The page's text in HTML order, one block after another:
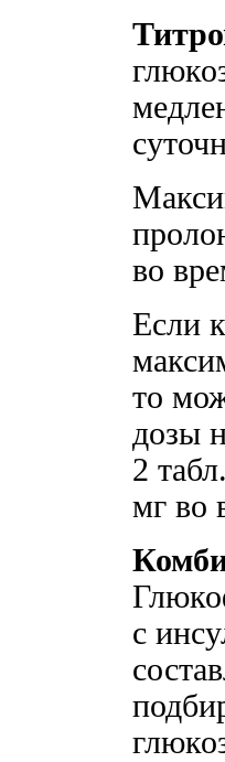
во
Если
то
дозы
2
мг во
с